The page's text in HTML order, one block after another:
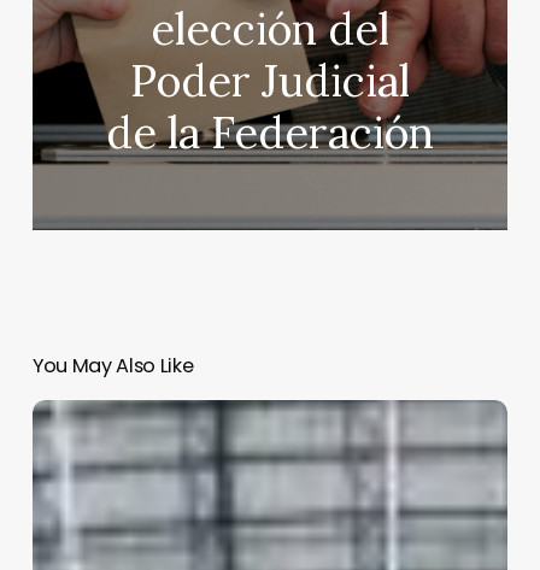
elección del
Poder Judicial
de la Federación
You May Also Like
Avanza
remodelación
del
Estadio
Azteca